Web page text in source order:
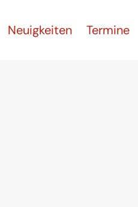
Neuigkeiten Termine